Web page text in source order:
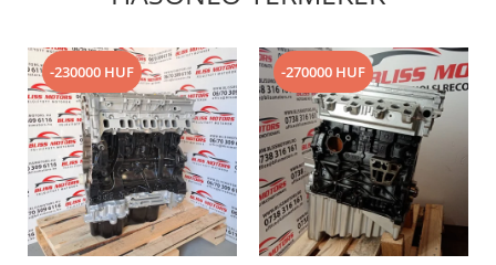
-230000 HUF -270000 HUF